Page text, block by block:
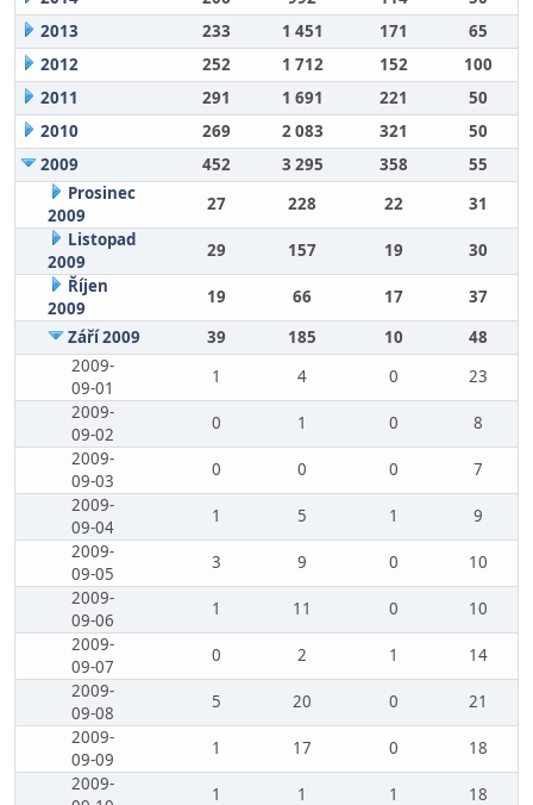
2013
233 1 451 171
65
2012
252 1 712 152
100
2011
291 1 691 221
50
2010
269 2 083 321
50
2009
452 3 295 358
55
Prosinec
2009
27 228 22
31
Listopad
2009
29 157 19
30
Říjen
2009
19 66 17
37
Září 2009
39 185 10
48
2009-
09-01
1 4 0
23
2009-
09-02
0 1 0
8
2009-
09-03
0 0 0
7
2009-
09-04
1 5 1
9
2009-
09-05
3 9 0
10
2009-
09-06
1 11 0
10
2009-
09-07
0 2 1
14
2009-
09-08
5 20 0
21
2009-
09-09
1 17 0
18
2009-
1 1 1
18